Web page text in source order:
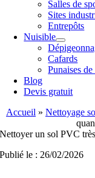
Salles de
Sites
Entrepôts
Nuisible
Cafards
Punaises
Blog
Devis gratuit
Accueil » Nettoyage
Nettoyer un sol PVC
Publié le : 26/02/2026